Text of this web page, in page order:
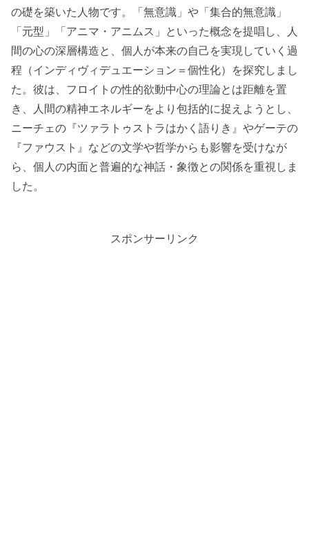
の礎を築いた人物です。「無意識」や「集合的無意識」
「元型」「アニマ・アニムス」といった概念を提唱し、人
間の心の深層構造と、個人が本来の自己を実現していく過
程（インディヴィデュエーション＝個性化）を探究しまし
た。彼は、フロイトの性的欲動中心の理論とは距離を置
き、人間の精神エネルギーをより包括的に捉えようとし、
ニーチェの『ツァラトゥストラはかく語りき』やゲーテの
『ファウスト』などの文学や哲学からも影響を受けなが
ら、個人の内面と普遍的な神話・象徴との関係を重視しま
した。
スポンサーリンク